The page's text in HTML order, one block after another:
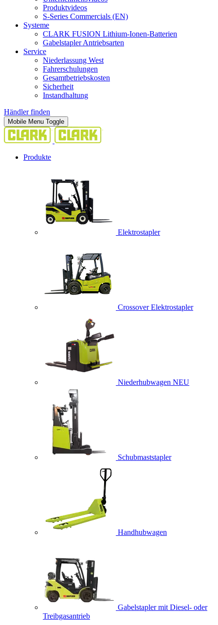
Produktvideos
S-Series Commercials (EN)
Systeme
CLARK FUSION Lithium-Ionen-Batterien
Gabelstapler Antriebsarten
Service
Niederlassung West
Fahrerschulungen
Gesamtbetriebskosten
Sicherheit
Instandhaltung
Händler finden
Mobile Menu Toggle
Produkte
Elektrostapler
Crossover Elektrostapler
Niederhubwagen NEU
Schubmaststapler
Handhubwagen
Gabelstapler mit Diesel- oder
Treibgasantrieb